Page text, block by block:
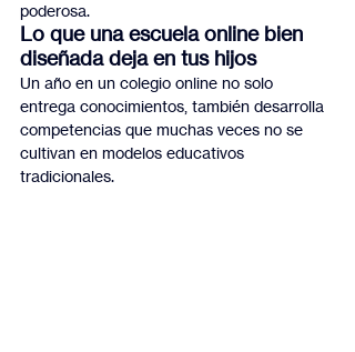
poderosa.
Lo que una escuela online bien
diseñada deja en tus hijos
Un año en un colegio online no solo
entrega conocimientos, también desarrolla
competencias que muchas veces no se
cultivan en modelos educativos
tradicionales.